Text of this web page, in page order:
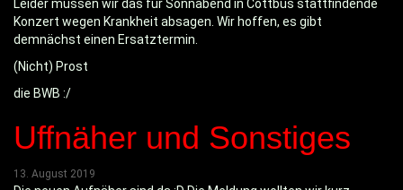
Leider müssen wir das für Sonnabend in Cottbus stattfindende
Konzert wegen Krankheit absagen. Wir hoffen, es gibt
demnächst einen Ersatztermin.
(Nicht) Prost
die BWB :/
Uffnäher und Sonstiges
13. August 2019